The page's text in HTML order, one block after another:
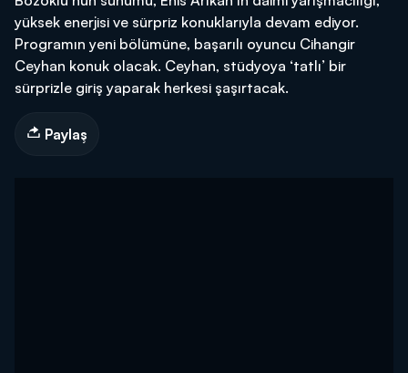
yüksek enerjisi ve sürpriz konuklarıyla devam ediyor.
Programın yeni bölümüne, başarılı oyuncu Cihangir
Ceyhan konuk olacak. Ceyhan, stüdyoya ‘tatlı’ bir
sürprizle giriş yaparak herkesi şaşırtacak.
Paylaş